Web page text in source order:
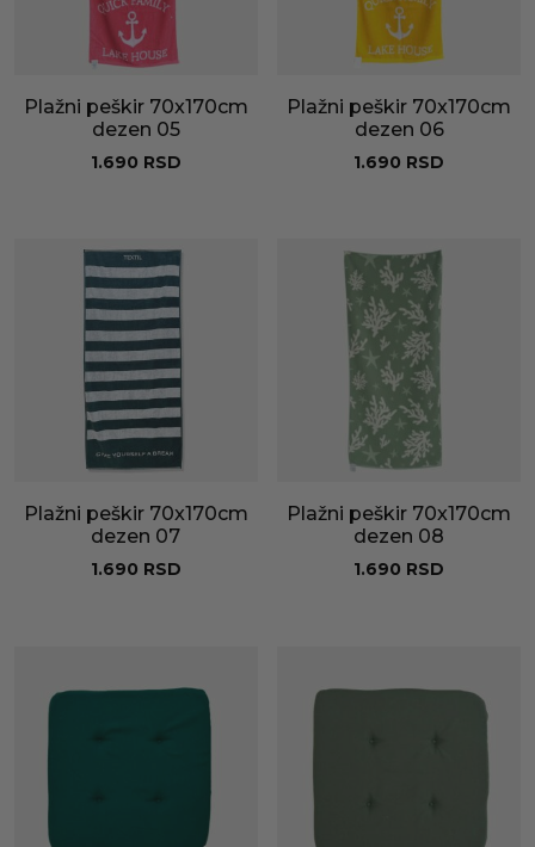
Plažni peškir 70x170cm
dezen 05
1.690 RSD
Plažni peškir 70x170cm
dezen 06
1.690 RSD
Plažni peškir 70x170cm
dezen 07
1.690 RSD
Plažni peškir 70x170cm
dezen 08
1.690 RSD